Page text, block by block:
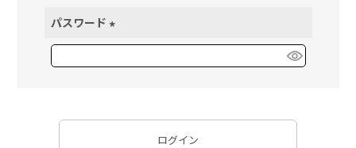
パスワード
(
必
ログイン